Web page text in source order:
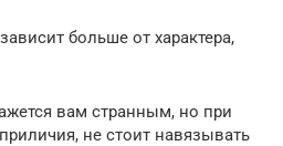
больше от характера,
вам странным, но при
не стоит навязывать